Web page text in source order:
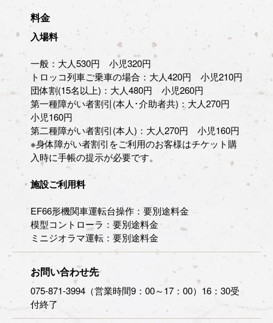
料金
入場料
一般：大人530円 小児320円
トロッコ列車ご乗車の場合：大人420円 小児210円
団体割(15名以上)：大人480円 小児260円
第一種障がい者割引(本人･介助者共)：大人270円
小児160円
第二種障がい者割引(本人)：大人270円 小児160円
※身体障がい者割引をご利用のお客様はチケット購
入時に手帳の提示が必要です。
施設ご利用料
EF66形機関車運転台操作：要別途料金
模型コントローラ：要別途料金
ミニジオラマ運転：要別途料金
お問い合わせ先
075-871-3994（営業時間9：00～17：00）16：30受
付終了